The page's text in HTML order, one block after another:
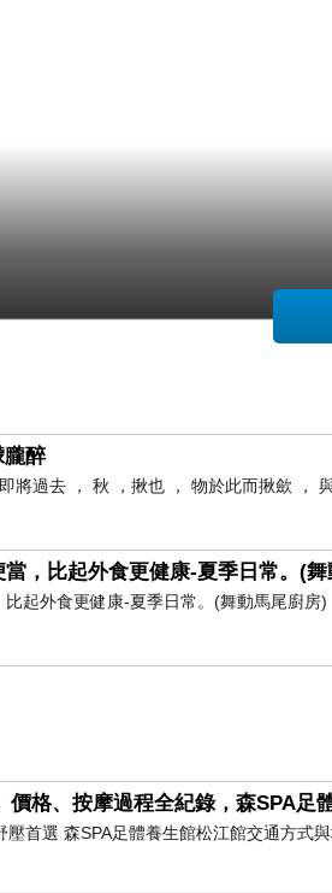
朧醉
將過去 ， 秋 ，揪也 ， 物於此而揪歛 ，
，比起外食更健康-夏季日常。(
起外食更健康-夏季日常。(舞動馬尾廚
格、按摩過程全紀錄，森SPA足
首選 森SPA足體養生館松江館交通方式